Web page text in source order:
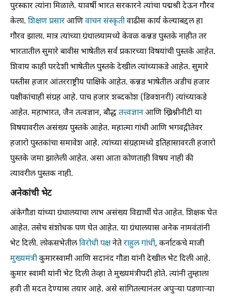
पुरस्कार त्यांना मिळाले. यावर्षी भारत सरकारने त्यांचा पद्मश्री देऊन गौरव
केला. शिक्षण प्रसारआणिवाचन संस्कृतीवाढीस कार्य केल्याबद्दल हा
गौरव झाला. मात्र त्यांच्या ग्रंथालयामध्ये केवळ कन्नड पुस्तके नाहीत तर
भारतातील सुमारे बावीस भाषेतील सर्व प्रकारच्या विषयांची पुस्तके आहेत.
शिवाय काही परदेशी भाषेतील पुस्तके देखील त्यांच्याकडे आहेत. सुमारे
पस्तीस हजार आंतरराष्ट्रीय पाक्षिके आहेत. कन्नड भाषेतील अडीच हजार
पक्षीकांचाही संग्रह आहे. पाच हजार शब्दकोश (डिक्शनरी) त्यांच्याकडे
आहेत. महाभारत, जैन तत्वज्ञान, बौद्धतत्त्वज्ञानआणि ख्रिश्नीनीटी या
विषयावरील असंख्य पुस्तके आहेत. महात्मा गांधी आणि भगवद्गीतेवर
हजारो पुस्तकांचा समावेश आहे. त्यांच्या संग्रहामध्ये इतिहासावरती हजारो
पुस्तके जमा झालेली आहेत. असा आता कोणताही विषय नाही की
त्यावरील पुस्तक नाही.
अनेकांची भेट
अंकेगौडा यांच्या ग्रंथालयाचा लाभ असंख्य विद्यार्थी घेत आहेत. शिक्षक घेत
आहेत. तसेच संशोधक पण घेत आहेत. या ग्रंथालयास अनेक नामवंतांनी
भेट दिली. लोकसभेतीलविरोधी पक्षनेतेराहुल गांधी, कर्नाटकचे माजी
मुख्यमंत्रीकुमारस्वामी आणि सदानंद गौडा यांनी देखील भेट दिली आहे.
कुमार स्वामी यांनी भेट दिली तेव्हा ते मुख्यमंत्रीपदी होते. त्यांनी तुम्हाला
हवी ती मदत देण्यास तयार आहे. असे सांगितल्यानंतर अपुऱ्या पडणाऱ्या